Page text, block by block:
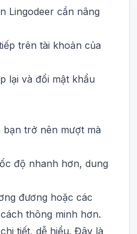
Lingodeer cần nâng
trên tài khoản của
lại và đổi mật khẩu
bạn trở nên mượt mà
độ nhanh hơn, dung
đương hoặc các
thông minh hơn.
tiết, dễ hiểu. Đây là